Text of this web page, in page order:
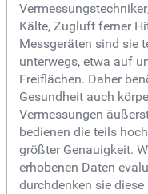
Kälte, Zugluft ferner
Messgeräten sind sie
unterwegs, etwa auf
Freiflächen. Daher
Gesundheit auch
Vermessungen
bedienen die teils
größter Genauigkeit.
erhobenen Daten
durchdenken sie